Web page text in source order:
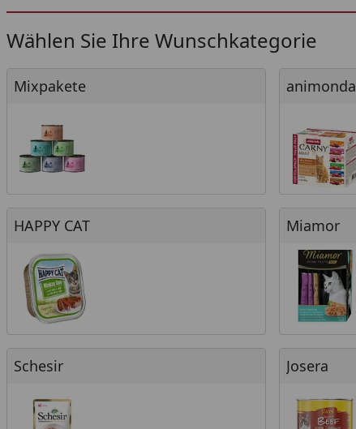
Wählen Sie Ihre Wunschkategorie
Mixpakete
Mixpakete animonda
animonda
HAPPY CAT
HAPPY CAT Miamor
Miamor
Schesir
Schesir Josera
Josera